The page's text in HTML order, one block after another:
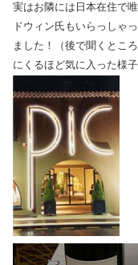
実はお隣には日本在住で
ドウィン氏もいらっしゃ
ました！（後で聞くとこ
にくるほど気に入った様